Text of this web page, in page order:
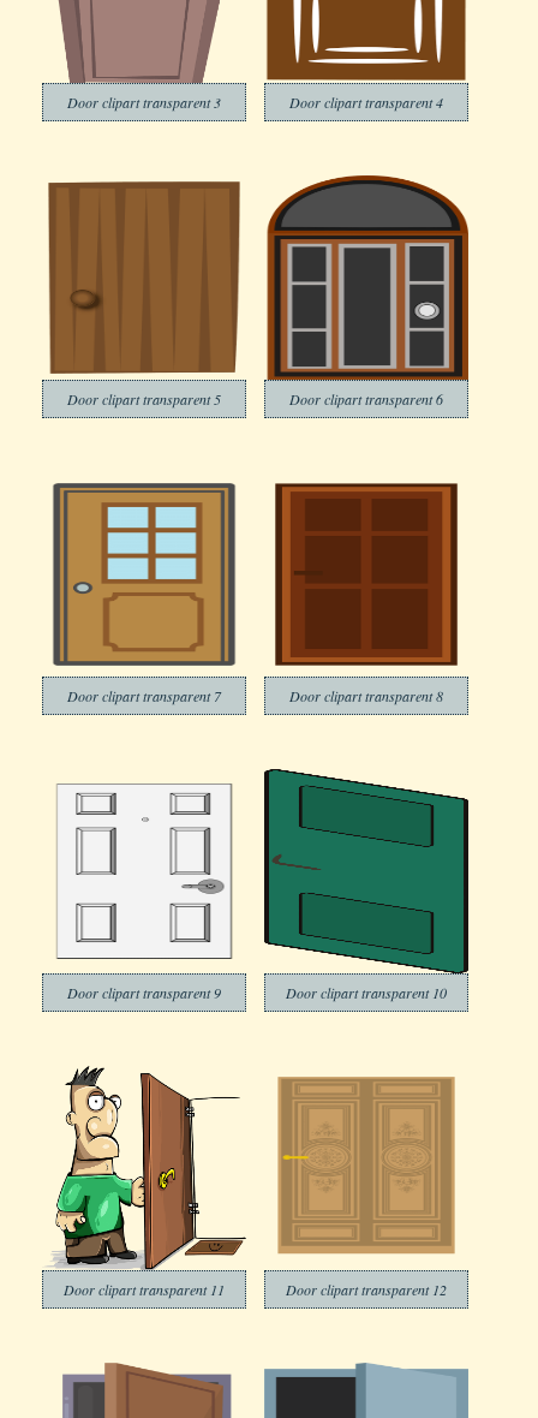
Door clipart transparent 3 Door clipart transparent 4
Door clipart transparent 5 Door clipart transparent 6
Door clipart transparent 7 Door clipart transparent 8
Door clipart transparent 9 Door clipart transparent 10
Door clipart transparent 11 Door clipart transparent 12